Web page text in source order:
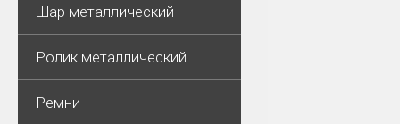
Шар металлический
Ролик металлический
Ремни